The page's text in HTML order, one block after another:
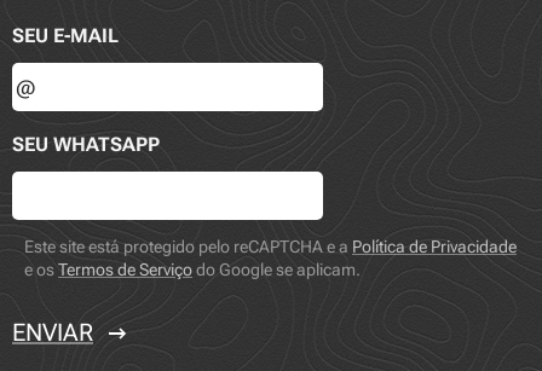
SEU E-MAIL
SEU WHATSAPP
Este site está protegido pelo reCAPTCHA e a Política de Privacidade
e osTermos de Serviçodo Google se aplicam.
ENVIAR